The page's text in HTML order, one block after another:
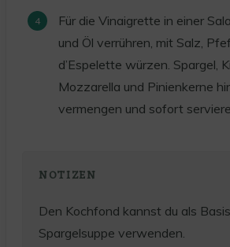
Für die Vinaigrette in einer
und Öl verrühren, mit Salz,
d’Espelette würzen. Spargel,
Mozzarella und Pinienkerne
vermengen und sofort
NOTIZEN
Den Kochfond kannst du als
Spargelsuppe verwenden.